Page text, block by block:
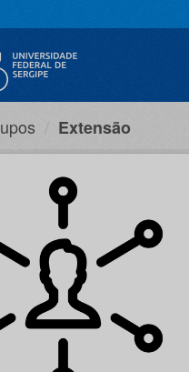
Extensão